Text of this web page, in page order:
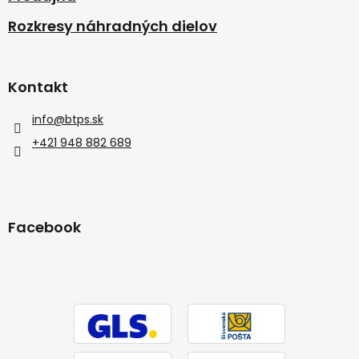
Rozkresy náhradných dielov
Kontakt
info@btps.sk
+421 948 882 689
Facebook